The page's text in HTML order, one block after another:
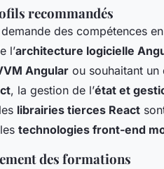
recommandés
des compétences en
l’architecture logicielle
Angular ou souhaitant un
, la gestion de l’état et
librairies tierces React
technologies front-end
des formations